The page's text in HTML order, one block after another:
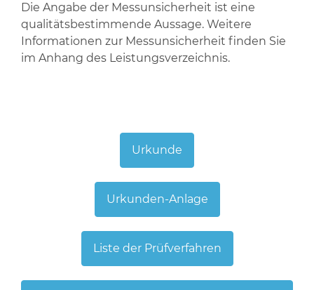
Die Angabe der Messunsicherheit ist eine
qualitätsbestimmende Aussage. Weitere
Informationen zur Messunsicherheit finden Sie
im Anhang des Leistungsverzeichnis.
Urkunde
Urkunden-Anlage
Liste der Prüfverfahren